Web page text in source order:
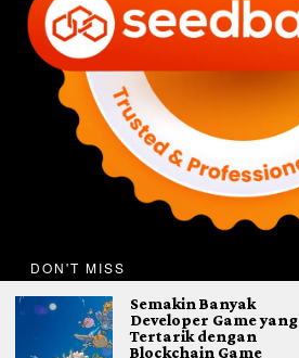
DON'T MISS
Semakin Banyak
Developer Game yang
Tertarik dengan
Blockchain Game